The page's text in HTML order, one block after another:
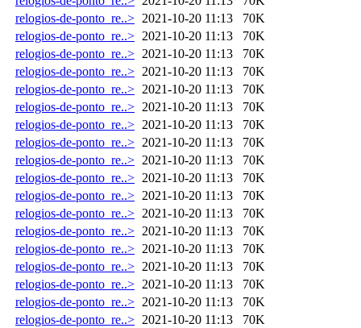
relogios-de-ponto_re..> 2021-10-20 11:13
70K
relogios-de-ponto_re..> 2021-10-20 11:13
70K
relogios-de-ponto_re..> 2021-10-20 11:13
70K
relogios-de-ponto_re..> 2021-10-20 11:13
70K
relogios-de-ponto_re..> 2021-10-20 11:13
70K
relogios-de-ponto_re..> 2021-10-20 11:13
70K
relogios-de-ponto_re..> 2021-10-20 11:13
70K
relogios-de-ponto_re..> 2021-10-20 11:13
70K
relogios-de-ponto_re..> 2021-10-20 11:13
70K
relogios-de-ponto_re..> 2021-10-20 11:13
70K
relogios-de-ponto_re..> 2021-10-20 11:13
70K
relogios-de-ponto_re..> 2021-10-20 11:13
70K
relogios-de-ponto_re..> 2021-10-20 11:13
70K
relogios-de-ponto_re..> 2021-10-20 11:13
70K
relogios-de-ponto_re..> 2021-10-20 11:13
70K
relogios-de-ponto_re..> 2021-10-20 11:13
70K
relogios-de-ponto_re..> 2021-10-20 11:13
70K
relogios-de-ponto_re..> 2021-10-20 11:13
70K